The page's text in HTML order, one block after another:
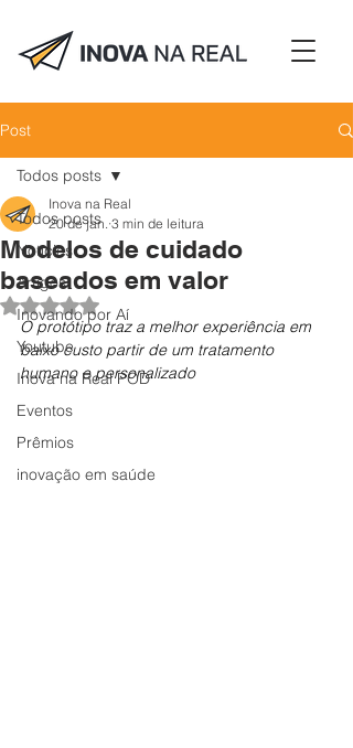
Post
Todos posts
Notícias
Artigos
Inovando por Aí
Youtube
Inova na Real POD
Eventos
Prêmios
inovação em saúde
Todos posts
Modelos de cuidado
baseados em valor
Inova na Real
20 de jan. 3 min de leitura
Avaliado com NaN de 5 estrelas.
O protótipo traz a melhor experiência em
baixo custo partir de um tratamento
humano e personalizado